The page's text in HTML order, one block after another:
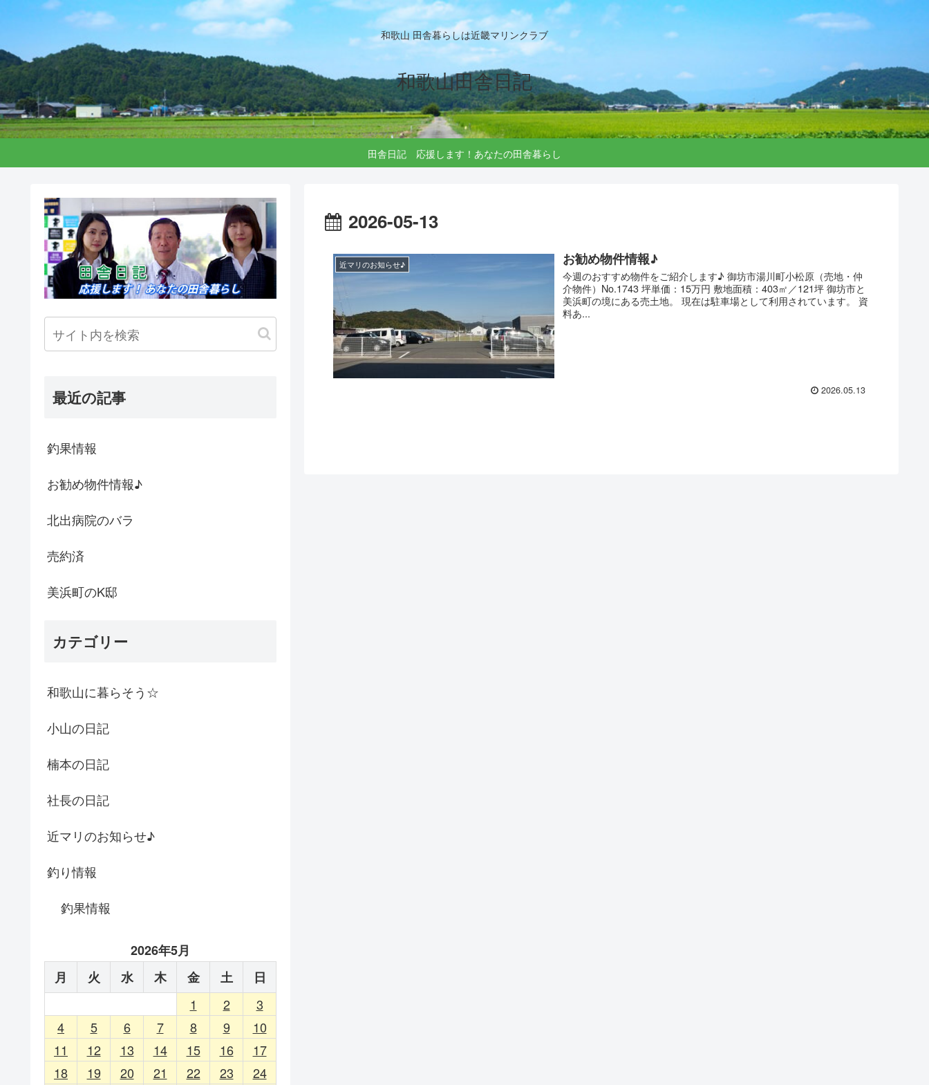
和歌山 田舎暮らしは近畿マリンクラブ
和歌山田舎日記
田舎日記 応援します！あなたの田舎暮らし
2026-05-13
近マリのお知らせ♪ お勧め物件情報♪
今週のおすすめ物件をご紹介します♪ 御坊市湯川町小松原（売地・仲
介物件）No.1743 坪単価：15万円 敷地面積：403㎡／121坪 御坊市と
美浜町の境にある売土地。 現在は駐車場として利用されています。 資
料あ...
2026.05.13
最近の記事
釣果情報
お勧め物件情報♪
北出病院のバラ
売約済
美浜町のK邸
カテゴリー
和歌山に暮らそう☆
小山の日記
楠本の日記
社長の日記
近マリのお知らせ♪
釣り情報
釣果情報
2026年5月
月
火 水 木 金 土
日
1
2
3
4
5 6 7 8 9
10
11
12 13 14 15 16
17
18
19 20 21 22 23
24